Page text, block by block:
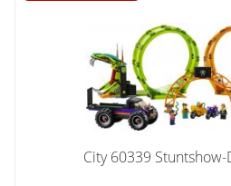
City 60339